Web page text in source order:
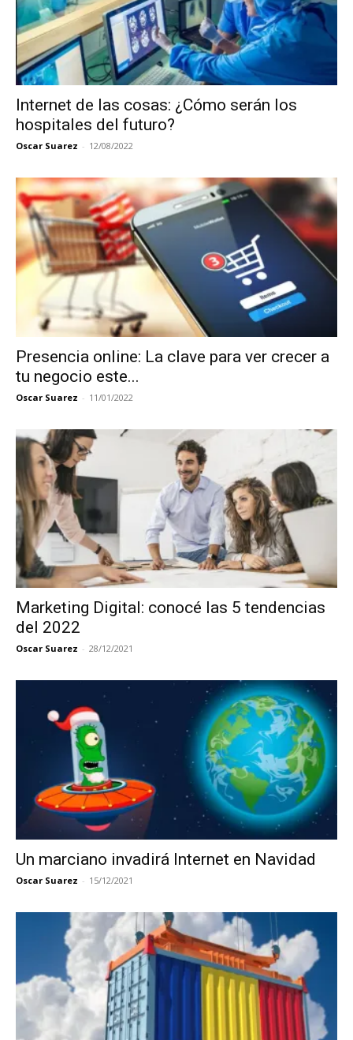
Internet de las cosas: ¿Cómo serán los
hospitales del futuro?
Oscar Suarez - 12/08/2022
Presencia online: La clave para ver crecer a
tu negocio este...
Oscar Suarez - 11/01/2022
Marketing Digital: conocé las 5 tendencias
del 2022
Oscar Suarez - 28/12/2021
Un marciano invadirá Internet en Navidad
Oscar Suarez - 15/12/2021